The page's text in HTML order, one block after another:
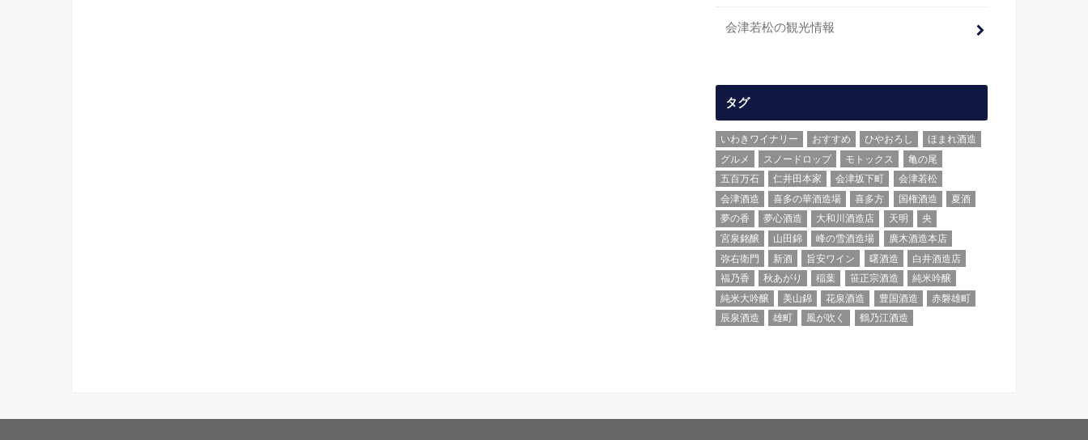
会津若松の観光情報
タグ
いわきワイナリー おすすめ ひやおろし
ほまれ酒造
グルメ
スノードロップ モトックス
亀の尾
五百万石
仁井田本家 会津坂下町
会津若松
会津酒造
喜多の華酒造場 喜多方 国権酒造
夏酒
夢の香
夢心酒造 大和川酒造店 天明
央
宮泉銘醸
山田錦 峰の雪酒造場
廣木酒造本店
弥右衛門
新酒 旨安ワイン 曙酒造
白井酒造店
福乃香
秋あがり 稲葉 笹正宗酒造
純米吟醸
純米大吟醸
美山錦 花泉酒造 豊国酒造
赤磐雄町
辰泉酒造
雄町 風が吹く 鶴乃江酒造